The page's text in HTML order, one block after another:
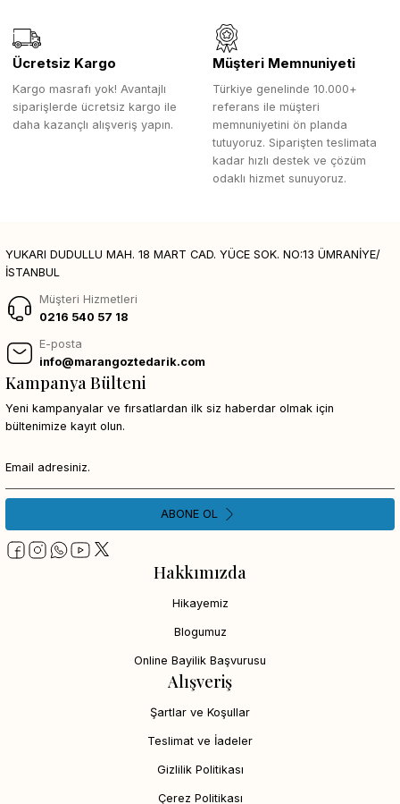
Ücretsiz Kargo
Kargo masrafı yok! Avantajlı
siparişlerde ücretsiz kargo ile
daha kazançlı alışveriş yapın.
Müşteri Memnuniyeti
Türkiye genelinde 10.000+
referans ile müşteri
memnuniyetini ön planda
tutuyoruz. Siparişten teslimata
kadar hızlı destek ve çözüm
odaklı hizmet sunuyoruz.
YUKARI DUDULLU MAH. 18 MART CAD. YÜCE SOK. NO:13 ÜMRANİYE/
İSTANBUL
Müşteri Hizmetleri
0216 540 57 18
E-posta
info@marangoztedarik.com
Hakkımızda
Hikayemiz
Blogumuz
Online Bayilik Başvurusu
Alışveriş
Şartlar ve Koşullar
Teslimat ve İadeler
Gizlilik Politikası
Çerez Politikası
Kampanya Bülteni
Yeni kampanyalar ve fırsatlardan ilk siz haberdar olmak için
bültenimize kayıt olun.
ABONE OL